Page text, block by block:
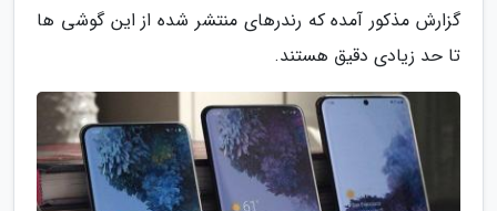
گزارش مذکور آمده که رندرهای منتشر شده از این گوشی ها
تا حد زیادی دقیق هستند.